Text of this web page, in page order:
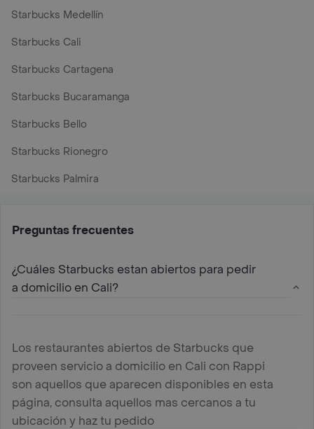
Starbucks Medellín
Starbucks Cali
Starbucks Cartagena
Starbucks Bucaramanga
Starbucks Bello
Starbucks Rionegro
Starbucks Palmira
Preguntas frecuentes
¿Cuáles Starbucks estan abiertos para pedir
a domicilio en Cali?
Los restaurantes abiertos de Starbucks que
proveen servicio a domicilio en Cali con Rappi
son aquellos que aparecen disponibles en esta
página, consulta aquellos mas cercanos a tu
ubicación y haz tu pedido